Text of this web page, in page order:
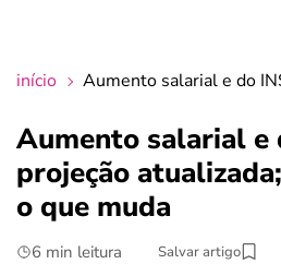
crédito fácil
últimas notícias
início Aumento salarial e do
Aumento salarial e
projeção
o que muda
6 min leitura Salvar artigo